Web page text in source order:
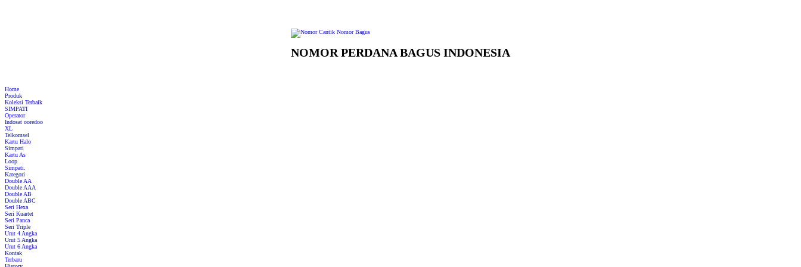
NOMOR PERDANA BAGUS INDONESIA
Home
Produk
Koleksi Terbaik
SIMPATI
Operator
Indosat ooredoo
XL
Telkomsel
Kartu Halo
Simpati
Kartu As
Loop
Simpati.
Kategori
Double AA
Double AAA
Double AB
Double ABC
Seri Hexa
Seri Kuartet
Seri Panca
Seri Triple
Urut 4 Angka
Urut 5 Angka
Urut 6 Angka
Kontak
Terbaru